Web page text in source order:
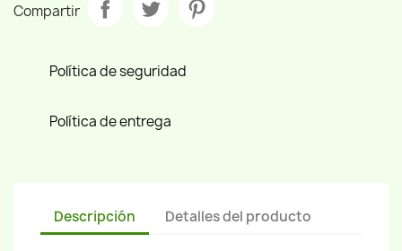
Compartir
Política de seguridad
Política de entrega
Descripción Detalles del producto